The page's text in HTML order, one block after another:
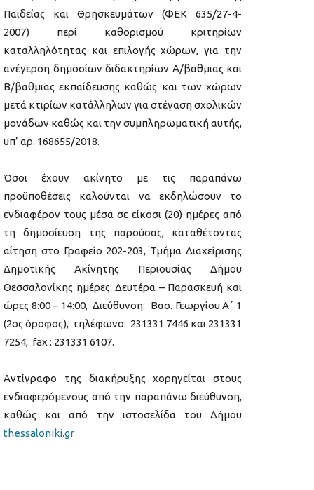
Παιδείας και Θρησκευμάτων (ΦΕΚ 635/27-4-
2007) περί καθορισμού κριτηρίων
καταλληλότητας και επιλογής χώρων, για την
ανέγερση δημοσίων διδακτηρίων Α/βαθμιας και
Β/βαθμιας εκπαίδευσης καθώς και των χώρων
μετά κτιρίων κατάλληλων για στέγαση σχολικών
μονάδων καθώς και την συμπληρωματική αυτής,
υπ’ αρ. 168655/2018.
Όσοι έχουν ακίνητο με τις παραπάνω
προϋποθέσεις καλούνται να εκδηλώσουν το
ενδιαφέρον τους μέσα σε είκοσι (20) ημέρες από
τη δημοσίευση της παρούσας, καταθέτοντας
αίτηση στο Γραφείο 202-203, Τμήμα Διαχείρισης
Δημοτικής Ακίνητης Περιουσίας Δήμου
Θεσσαλονίκης ημέρες: Δευτέρα – Παρασκευή και
ώρες 8:00 – 14:00, Διεύθυνση: Βασ. Γεωργίου Α΄ 1
(2ος όροφος), τηλέφωνο: 231331 7446 και 231331
7254, fax : 231331 6107.
Αντίγραφο της διακήρυξης χορηγείται στους
ενδιαφερόμενους από την παραπάνω διεύθυνση,
καθώς και από την ιστοσελίδα του Δήμου
thessaloniki.gr